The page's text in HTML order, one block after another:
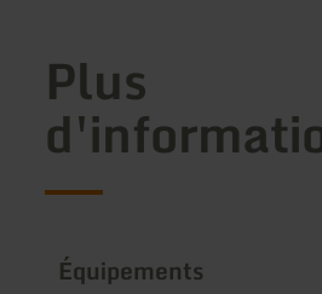
Plus
Équipements